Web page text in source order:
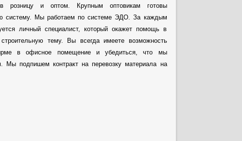
розницу и оптом. Крупным оптовикам готовы
систему. Мы работаем по системе ЭДО. За каждым
личный специалист, который окажет помощь в
тему. Вы всегда имеете возможность
в офисное помещение и убедиться, что мы
Мы подпишем контракт на перевозку материала на